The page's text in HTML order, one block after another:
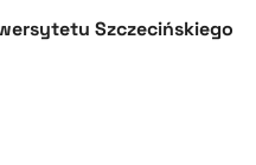
Szczecińskiego